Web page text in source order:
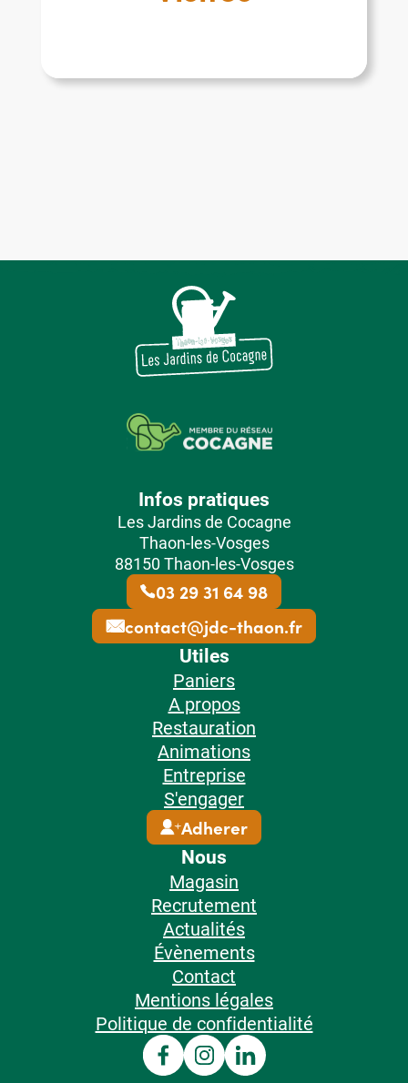
Infos pratiques
Les Jardins de Cocagne
Thaon-les-Vosges
88150 Thaon-les-Vosges
03 29 31 64 98
contact@jdc-thaon.fr
Utiles
Paniers
A propos
Restauration
Animations
Entreprise
S'engager
Adherer
Nous
Magasin
Recrutement
Actualités
Évènements
Contact
Mentions légales
Politique de confidentialité